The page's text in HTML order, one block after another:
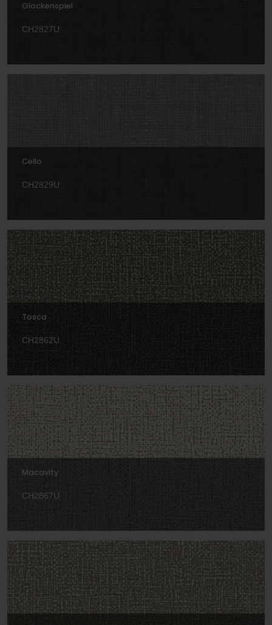
Glockenspiel
CH2827U
Cello
CH2829U
Tosca
CH2862U
Macavity
CH2867U